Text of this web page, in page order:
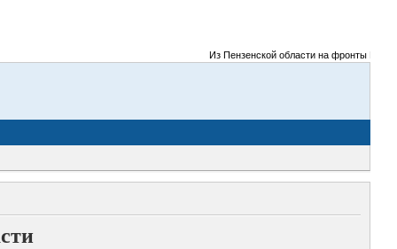
Из Пензенской области на фронты